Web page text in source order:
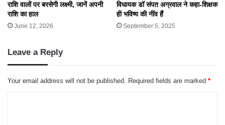
राशि वालों पर बरसेगी लक्ष्मी, जानें अपनी
राशि का हाल
June 12, 2026
विधायक डॉ संपत अग्रवाल ने कहा-शिक्षक
ही भविष्य की नींव हैं
September 5, 2025
Leave a Reply
Your email address will not be published. Required fields are marked *